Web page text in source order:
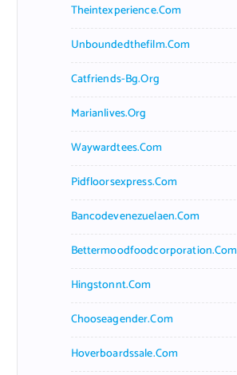
Theintexperience.com
Unboundedthefilm.com
Catfriends-Bg.org
Marianlives.org
Waywardtees.com
Pidfloorsexpress.com
Bancodevenezuelaen.com
Bettermoodfoodcorporation.com
Hingstonnt.com
Chooseagender.com
Hoverboardssale.com